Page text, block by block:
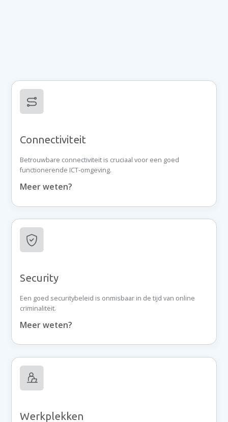
Connectiviteit
Betrouwbare connectiviteit is cruciaal voor een goed
functionerende ICT-omgeving.
Meer weten?
Security
Een goed securitybeleid is onmisbaar in de tijd van online
criminaliteit.
Meer weten?
Werkplekken